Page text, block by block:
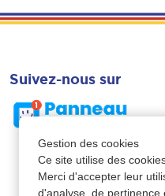
Gestion des cookies
Ce site utilise des
Merci d'accepter leur
d'analyse, de pertinence
Suivez-nous sur